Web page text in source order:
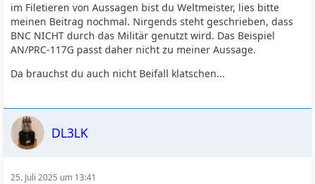
im Filetieren von Aussagen bist du Weltmeister, lies bitte
meinen Beitrag nochmal. Nirgends steht geschrieben, dass
BNC NICHT durch das Militär genutzt wird. Das Beispiel
AN/PRC-117G passt daher nicht zu meiner Aussage.
Da brauchst du auch nicht Beifall klatschen...
DL3LK
25. Juli 2025 um 13:41